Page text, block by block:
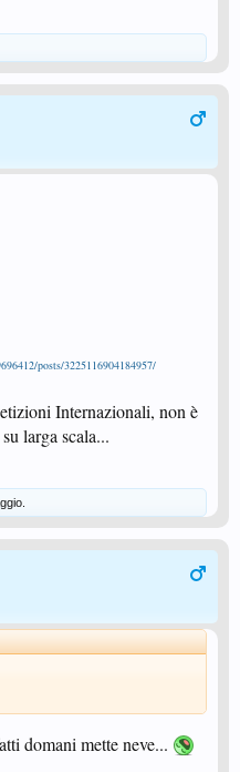
posts/3225116904184957/
Internazionali, non è
larga scala...
domani mette neve...